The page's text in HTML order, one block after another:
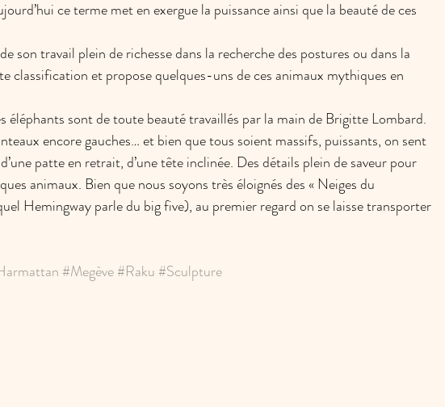
ce terme met en exergue la puissance ainsi que la beauté de ces
son travail plein de richesse dans la recherche des postures ou dans la
classification et propose quelques-uns de ces animaux mythiques en
éléphants sont de toute beauté travaillés par la main de Brigitte Lombard.
encore gauches… et bien que tous soient massifs, puissants, on sent
patte en retrait, d’une tête inclinée. Des détails plein de saveur pour
animaux. Bien que nous soyons très éloignés des « Neiges du
Hemingway parle du big five), au premier regard on se laisse transporter
#Megève#Raku #Sculpture